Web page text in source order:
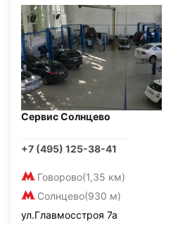
Сервис Солнцево
+7 (495) 125-38-41
Говорово(1,35 км)
Солнцево(930 м)
ул.Главмосстроя 7а